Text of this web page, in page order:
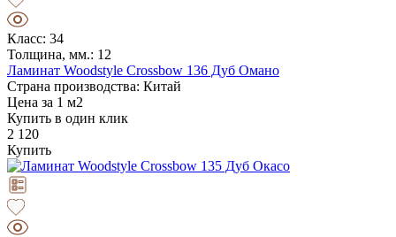
Класс: 34
Толщина, мм.: 12
Ламинат Woodstyle Crossbow 136 Дуб Омано
Страна производства: Китай
Цена за 1 м2
Купить в один клик
2 120
Купить